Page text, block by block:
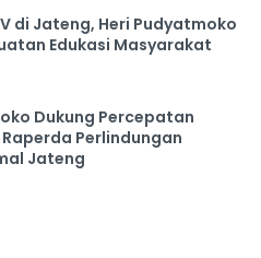
di Jateng, Heri Pudyatmoko
Edukasi Masyarakat
Dukung Percepatan
Perlindungan
Jateng